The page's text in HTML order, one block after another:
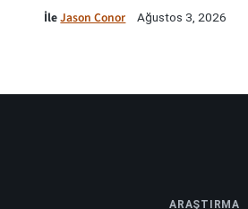
İleJason Conor Ağustos 3, 2026
ARAŞTIRMA